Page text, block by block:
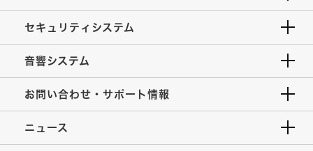
セキュリティシステム
音響システム
お問い合わせ・サポート情報
ニュース